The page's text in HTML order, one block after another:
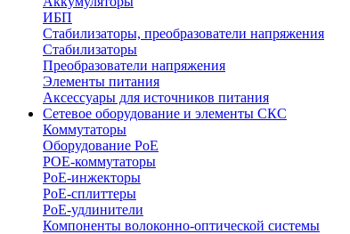
ИБП
Стабилизаторы, преобразователи напряжения
Стабилизаторы
Преобразователи напряжения
Элементы питания
Аксессуары для источников питания
Сетевое оборудование и элементы СКС
Коммутаторы
Оборудование PoE
POE-коммутаторы
PoE-инжекторы
PoE-сплиттеры
PoE-удлинители
Компоненты волоконно-оптической системы